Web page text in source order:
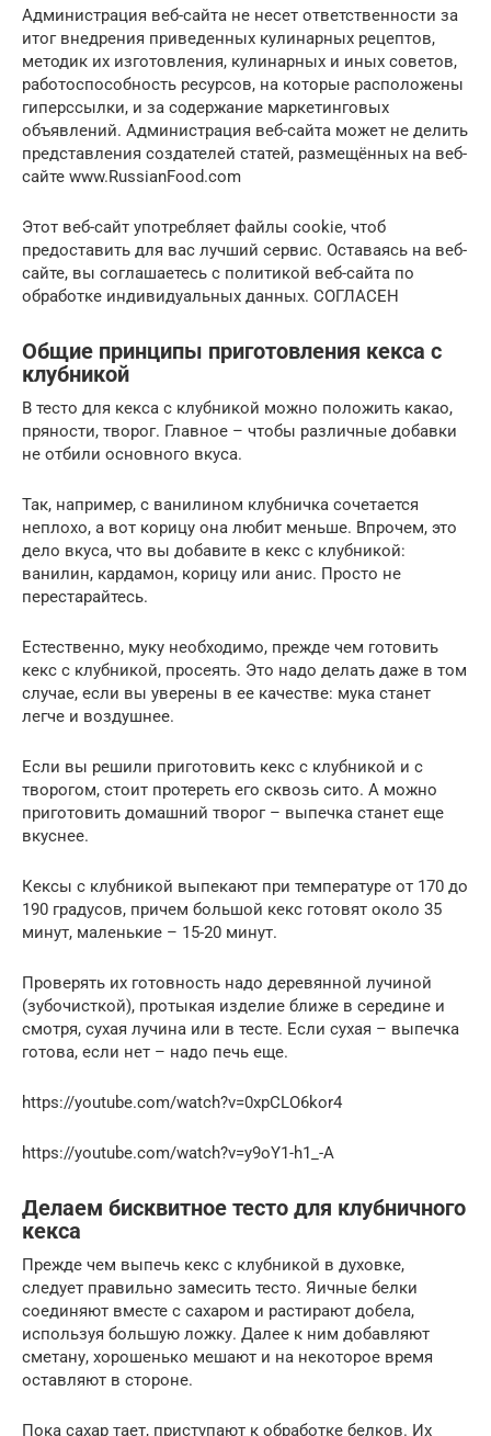
Администрация веб-сайта не несет ответственности за
итог внедрения приведенных кулинарных рецептов,
методик их изготовления, кулинарных и иных советов,
работоспособность ресурсов, на которые расположены
гиперссылки, и за содержание маркетинговых
объявлений. Администрация веб-сайта может не делить
представления создателей статей, размещённых на веб-
сайте www.RussianFood.com
Этот веб-сайт употребляет файлы cookie, чтоб
предоставить для вас лучший сервис. Оставаясь на веб-
сайте, вы соглашаетесь с политикой веб-сайта по
обработке индивидуальных данных. СОГЛАСЕН
Общие принципы приготовления кекса с
клубникой
В тесто для кекса с клубникой можно положить какао,
пряности, творог. Главное – чтобы различные добавки
не отбили основного вкуса.
Так, например, с ванилином клубничка сочетается
неплохо, а вот корицу она любит меньше. Впрочем, это
дело вкуса, что вы добавите в кекс с клубникой:
ванилин, кардамон, корицу или анис. Просто не
перестарайтесь.
Естественно, муку необходимо, прежде чем готовить
кекс с клубникой, просеять. Это надо делать даже в том
случае, если вы уверены в ее качестве: мука станет
легче и воздушнее.
Если вы решили приготовить кекс с клубникой и с
творогом, стоит протереть его сквозь сито. А можно
приготовить домашний творог – выпечка станет еще
вкуснее.
Кексы с клубникой выпекают при температуре от 170 до
190 градусов, причем большой кекс готовят около 35
минут, маленькие – 15-20 минут.
Проверять их готовность надо деревянной лучиной
(зубочисткой), протыкая изделие ближе в середине и
смотря, сухая лучина или в тесте. Если сухая – выпечка
готова, если нет – надо печь еще.
https://youtube.com/watch?v=0xpCLO6kor4
https://youtube.com/watch?v=y9oY1-h1_-A
Делаем бисквитное тесто для клубничного
кекса
Прежде чем выпечь кекс с клубникой в духовке,
следует правильно замесить тесто. Яичные белки
соединяют вместе с сахаром и растирают добела,
используя большую ложку. Далее к ним добавляют
сметану, хорошенько мешают и на некоторое время
оставляют в стороне.
Пока сахар тает, приступают к обработке белков. Их